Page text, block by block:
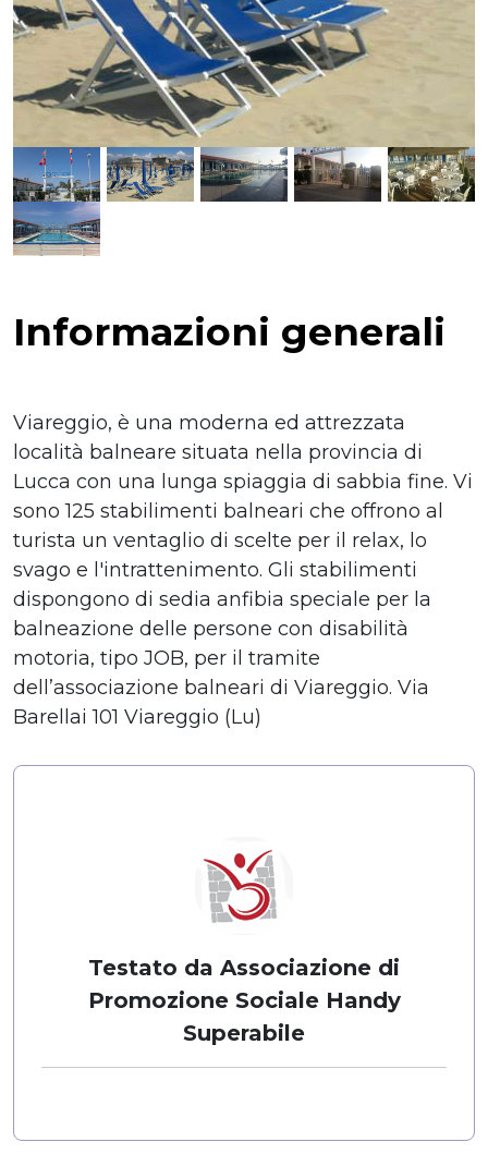
Informazioni generali
Viareggio, è una moderna ed attrezzata
località balneare situata nella provincia di
Lucca con una lunga spiaggia di sabbia fine. Vi
sono 125 stabilimenti balneari che offrono al
turista un ventaglio di scelte per il relax, lo
svago e l'intrattenimento. Gli stabilimenti
dispongono di sedia anfibia speciale per la
balneazione delle persone con disabilità
motoria, tipo JOB, per il tramite
dell’associazione balneari di Viareggio. Via
Barellai 101 Viareggio (Lu)
Testato da Associazione di
Promozione Sociale Handy
Superabile